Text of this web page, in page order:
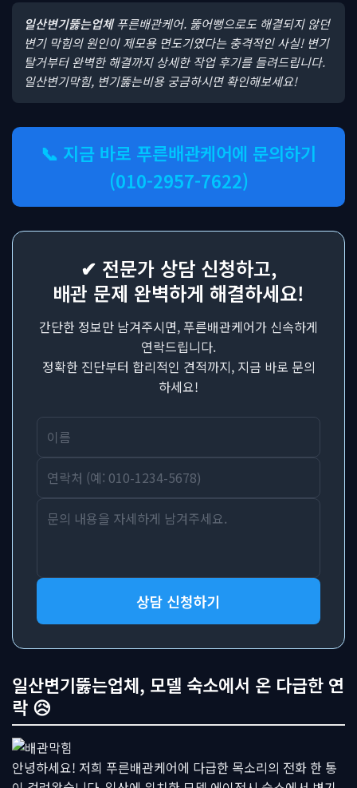
일산변기뚫는업체푸른배관케어. 뚫어뻥으로도 해결되지 않던
변기 막힘의 원인이 제모용 면도기였다는 충격적인 사실! 변기
탈거부터 완벽한 해결까지 상세한 작업 후기를 들려드립니다.
일산변기막힘, 변기뚫는비용 궁금하시면 확인해보세요!
📞 지금 바로 푸른배관케어에 문의하기
(010-2957-7622)
✔ 전문가 상담 신청하고,
배관 문제 완벽하게 해결하세요!
간단한 정보만 남겨주시면, 푸른배관케어가 신속하게
연락드립니다.
정확한 진단부터 합리적인 견적까지, 지금 바로 문의
하세요!
상담 신청하기
일산변기뚫는업체, 모델 숙소에서 온 다급한 연
락 😥
안녕하세요! 저희 푸른배관케어에 다급한 목소리의 전화 한 통